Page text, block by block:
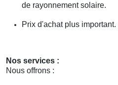
de rayonnement solaire.
Prix d'achat plus important.
Nos services :
Nous offrons :